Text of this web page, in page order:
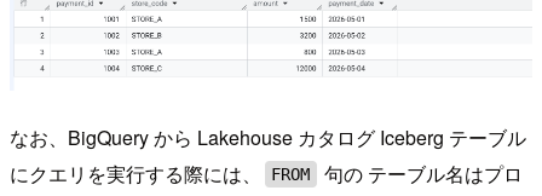
なお、BigQuery から Lakehouse カタログ Iceberg テーブル
にクエリを実行する際には、
FROM
句の テーブル名はプロ